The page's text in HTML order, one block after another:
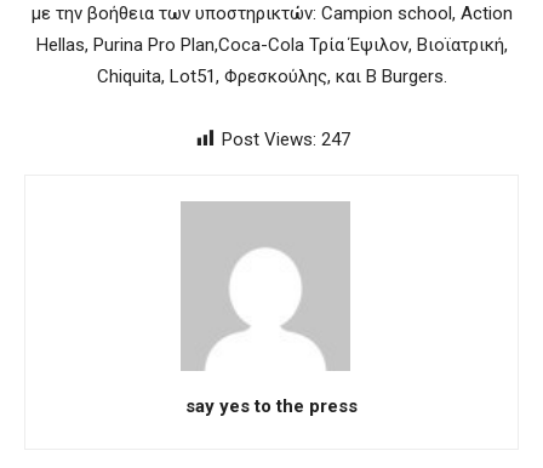
με την βοήθεια των υποστηρικτών: Campion school, Action
Hellas, Purina Pro Plan,Coca-Cola Τρία Έψιλον, Βιοϊατρική,
Chiquita, Lot51, Φρεσκούλης, και B Burgers.
Post Views: 247
say yes to the press